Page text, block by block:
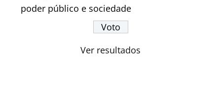
poder público e sociedade
Ver resultados